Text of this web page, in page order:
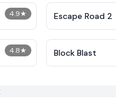
4.9★ Escape Road 2
4.8★ Block Blast